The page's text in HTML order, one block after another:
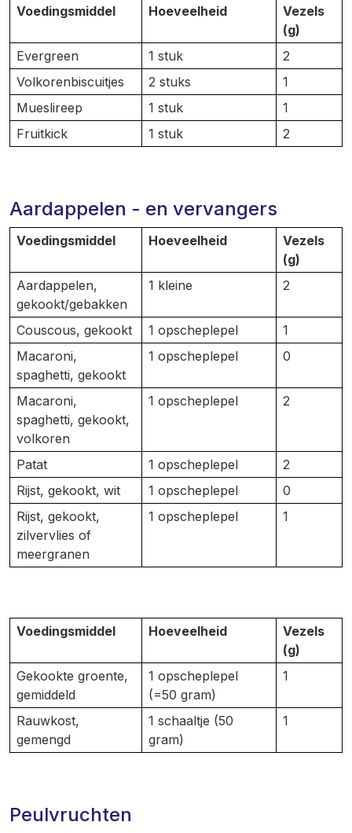
Voedingsmiddel Hoeveelheid
Vezels
(g)
Evergreen
1 stuk
2
Volkorenbiscuitjes
2 stuks
1
Mueslireep
1 stuk
1
Fruitkick
1 stuk 2
Aardappelen - en vervangers
Voedingsmiddel Hoeveelheid
Vezels
(g)
Aardappelen,
gekookt/gebakken
1 kleine 2
Couscous, gekookt 1 opscheplepel
1
Macaroni,
spaghetti, gekookt
1 opscheplepel 0
Macaroni,
spaghetti, gekookt,
volkoren
1 opscheplepel 2
Patat 1 opscheplepel
2
Rijst, gekookt, wit
1 opscheplepel
0
Rijst, gekookt,
zilvervlies of
meergranen
1 opscheplepel 1
Voedingsmiddel Hoeveelheid
Vezels
(g)
Gekookte groente,
gemiddeld
1 opscheplepel
(=50 gram)
1
Rauwkost,
gemengd
1 schaaltje (50
gram)
1
Peulvruchten